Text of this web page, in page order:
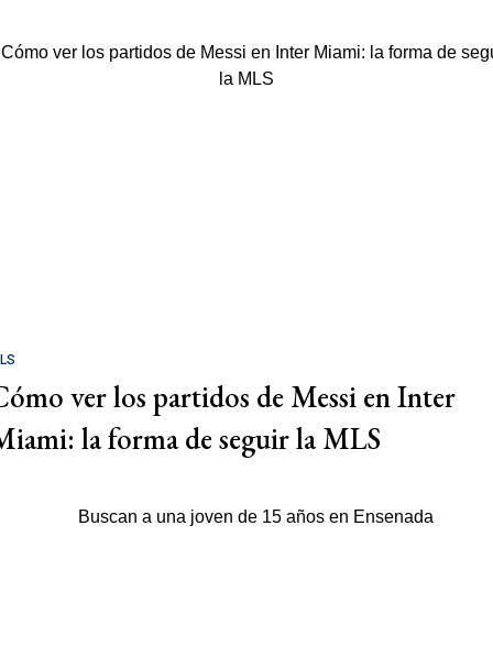
ver los partidos de Messi en Inter
la forma de seguir la MLS